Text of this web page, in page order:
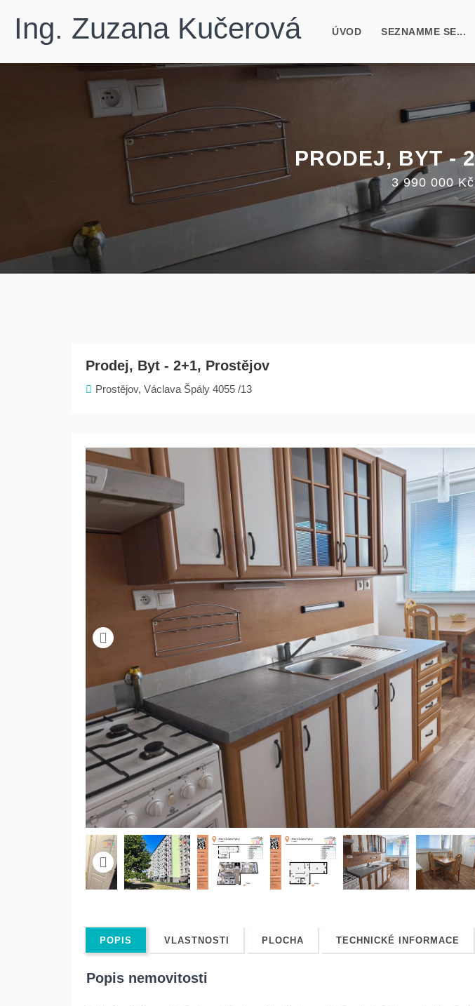
Ing. Zuzana Kučerová ÚVOD SEZNAMME SE...
PRODEJ, BYT -
3 990 000 Kč
Prodej, Byt - 2+1, Prostějov
Prostějov, Václava Špály 4055 /13
POPIS VLASTNOSTI PLOCHA TECHNICKÉ INFORMACE
Popis nemovitosti